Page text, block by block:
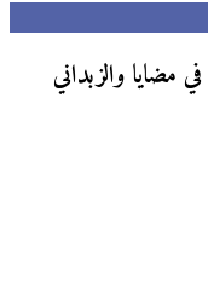
مضايا والزبداني